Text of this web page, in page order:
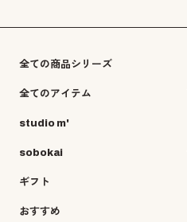
全ての商品シリーズ
全てのアイテム
studio m'
sobokai
ギフト
おすすめ